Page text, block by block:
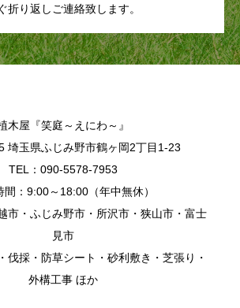
折り返しご連絡致します。
木屋『笑庭～えにわ～』
埼玉県ふじみ野市鶴ヶ岡2丁目1-23
TEL：090-5578-7953
間：9:00～18:00（年中無休）
市・ふじみ野市・所沢市・狭山市・富士
見市
伐採・防草シート・砂利敷き・芝張り・
外構工事 ほか